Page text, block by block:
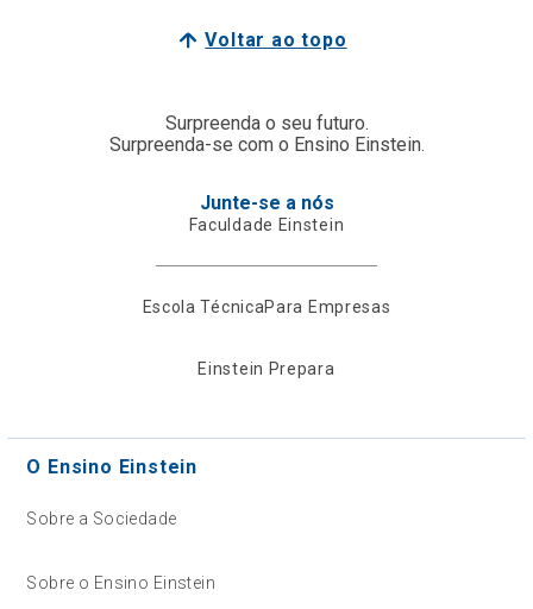
Voltar ao topo
Surpreenda o seu futuro.
Surpreenda-se com o Ensino Einstein.
Junte-se a nós
Faculdade Einstein
Escola TécnicaPara Empresas
Einstein Prepara
O Ensino Einstein
Sobre a Sociedade
Sobre o Ensino Einstein